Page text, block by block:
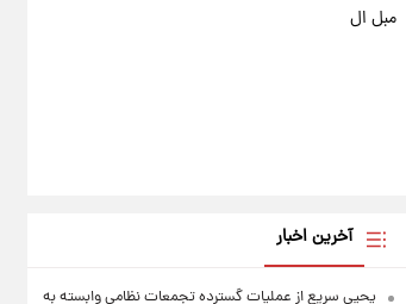
مبل ال
آخرین اخبار
یحیی سریع از عملیات گسترده تجمعات نظامی وابسته به